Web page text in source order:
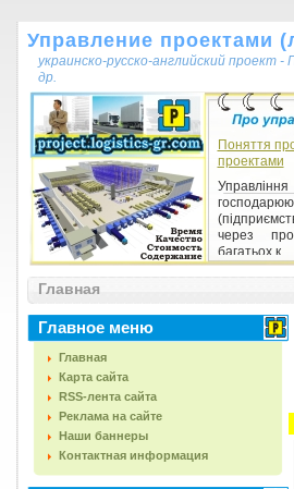
Управление проектами
украинско-русско-английский
др.
Поняття
проектами
через
багатьох к...
Главная
Главное меню
Главная
Карта сайта
RSS-лента сайта
Реклама на сайте
Наши баннеры
Контактная информация